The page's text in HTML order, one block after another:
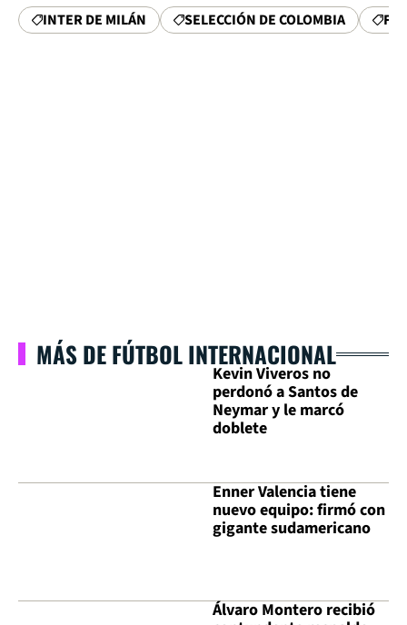
INTER DE MILÁN SELECCIÓN DE COLOMBIA
MÁS DE FÚTBOL INTERNACIONAL
Kevin Viveros no
perdonó a Santos de
Neymar y le marcó
doblete
Enner Valencia tiene
nuevo equipo: firmó con
gigante sudamericano
Álvaro Montero recibió